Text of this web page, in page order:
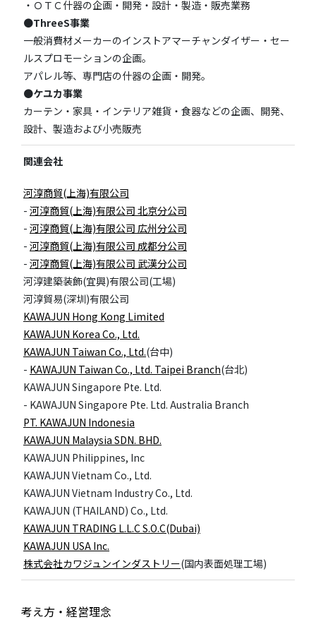
考え方・経営理念
・ＯＴＣ什器の企画・開発・設計・製造・販売業務
●ThreeS事業
一般消費材メーカーのインストアマーチャンダイザー・セー
ルスプロモーションの企画。
アパレル等、専門店の什器の企画・開発。
●ケユカ事業
カーテン・家具・インテリア雑貨・食器などの企画、開発、
設計、製造および小売販売
関連会社
河淳商貿(上海)有限公司
- 河淳商貿(上海)有限公司 北京分公司
- 河淳商貿(上海)有限公司 広州分公司
- 河淳商貿(上海)有限公司 成都分公司
- 河淳商貿(上海)有限公司 武漢分公司
河淳建築装飾(宜興)有限公司(工場)
河淳貿易(深圳)有限公司
KAWAJUN Hong Kong Limited
KAWAJUN Korea Co., Ltd.
KAWAJUN Taiwan Co., Ltd.(台中)
- KAWAJUN Taiwan Co., Ltd. Taipei Branch(台北)
KAWAJUN Singapore Pte. Ltd.
- KAWAJUN Singapore Pte. Ltd. Australia Branch
PT. KAWAJUN Indonesia
KAWAJUN Malaysia SDN. BHD.
KAWAJUN Philippines, Inc
KAWAJUN Vietnam Co., Ltd.
KAWAJUN Vietnam Industry Co., Ltd.
KAWAJUN (THAILAND) Co., Ltd.
KAWAJUN TRADING L.L.C S.O.C(Dubai)
KAWAJUN USA Inc.
株式会社カワジュンインダストリー(国内表面処理工場)